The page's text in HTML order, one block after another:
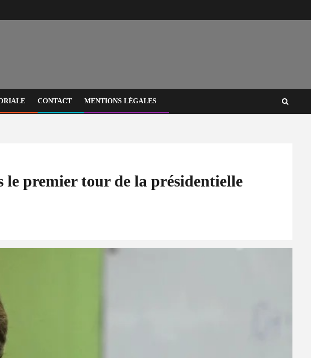
CONTACT MENTIONS LÉGALES
le premier tour de la présidentielle